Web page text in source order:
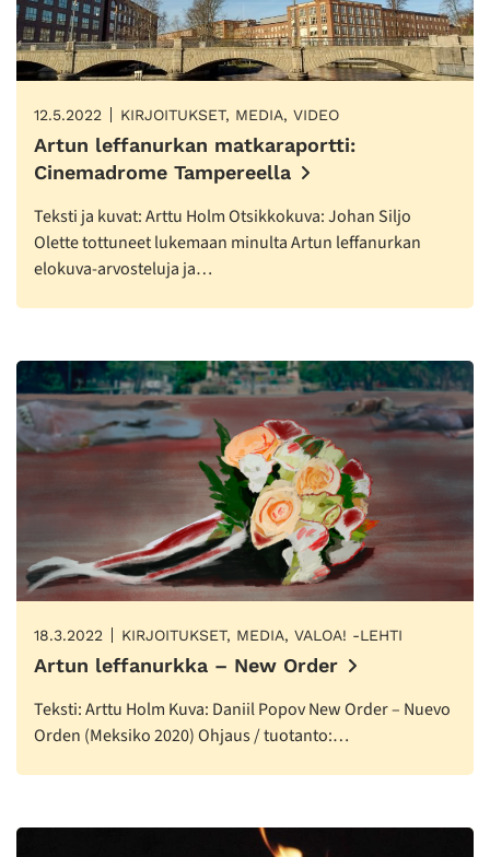
12.5.2022 KIRJOITUKSET, MEDIA, VIDEO
Artun leffanurkan matkaraportti:
Cinemadrome Tampereella
Teksti ja kuvat: Arttu Holm Otsikkokuva: Johan Siljo
Olette tottuneet lukemaan minulta Artun leffanurkan
elokuva-arvosteluja ja…
18.3.2022 KIRJOITUKSET, MEDIA, VALOA! -LEHTI
Artun leffanurkka – New Order
Teksti: Arttu Holm Kuva: Daniil Popov New Order – Nuevo
Orden (Meksiko 2020) Ohjaus / tuotanto:…